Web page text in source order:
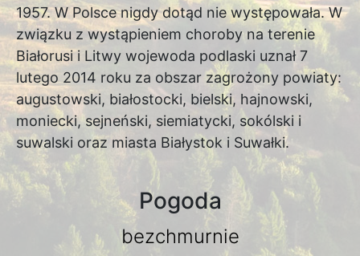
1957. W Polsce nigdy dotąd nie występowała. W
związku z wystąpieniem choroby na terenie
Białorusi i Litwy wojewoda podlaski uznał 7
lutego 2014 roku za obszar zagrożony powiaty:
augustowski, białostocki, bielski, hajnowski,
moniecki, sejneński, siemiatycki, sokólski i
suwalski oraz miasta Białystok i Suwałki.
Pogoda
bezchmurnie